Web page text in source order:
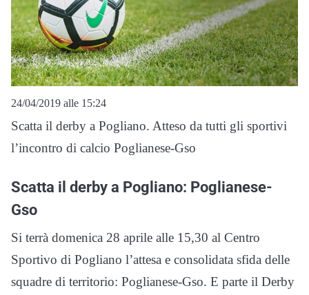
24/04/2019 alle 15:24
Scatta il derby a Pogliano. Atteso da tutti gli sportivi
l’incontro di calcio Poglianese-Gso
Scatta il derby a Pogliano: Poglianese-
Gso
Si terrà domenica 28 aprile alle 15,30 al Centro
Sportivo di Pogliano l’attesa e consolidata sfida delle
squadre di territorio: Poglianese-Gso. E parte il Derby